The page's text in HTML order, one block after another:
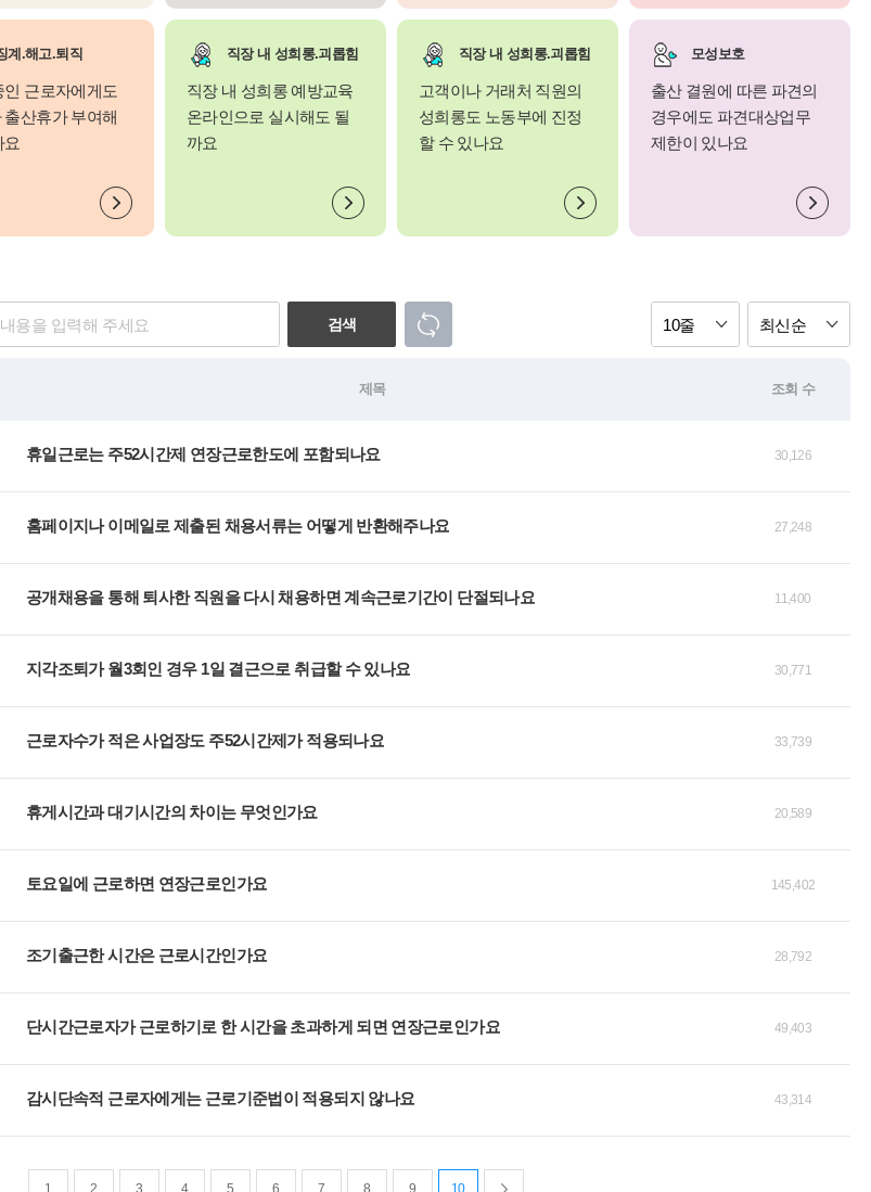
계.해고.퇴직
인 근로자에게도
출산휴가 부여해
요
직장 내 성희롱.괴롭힘
직장 내 성희롱 예방교육
온라인으로 실시해도 될
까요
직장 내 성희롱.괴롭힘
고객이나 거래처 직원의
성희롱도 노동부에 진정
할 수 있나요
모성보호
출산 결원에 따른 파견의
경우에도 파견대상업무
제한이 있나요
검색 10줄 최신순
제목 조회 수
휴일근로는 주52시간제 연장근로한도에 포함되나요 30,126
홈페이지나 이메일로 제출된 채용서류는 어떻게 반환해주나요 27,248
공개채용을 통해 퇴사한 직원을 다시 채용하면 계속근로기간이 단절되나요 11,400
지각조퇴가 월3회인 경우 1일 결근으로 취급할 수 있나요 30,771
근로자수가 적은 사업장도 주52시간제가 적용되나요 33,739
휴게시간과 대기시간의 차이는 무엇인가요 20,589
토요일에 근로하면 연장근로인가요 145,402
조기출근한 시간은 근로시간인가요 28,792
단시간근로자가 근로하기로 한 시간을 초과하게 되면 연장근로인가요 49,403
감시단속적 근로자에게는 근로기준법이 적용되지 않나요 43,314
1 2 3 4 5 6 7 8 9 10